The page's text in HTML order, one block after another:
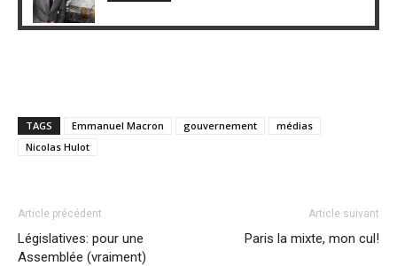
TAGS Emmanuel Macron gouvernement
médias
Nicolas Hulot
Article précédent
Législatives: pour une
Assemblée (vraiment)
Article suivant
Paris la mixte, mon cul!